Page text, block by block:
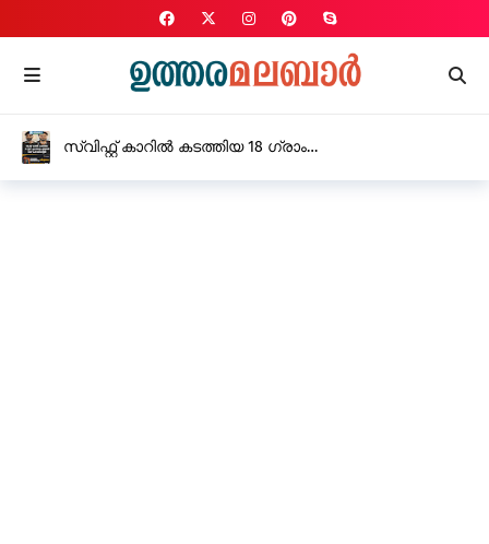
സ്വിഫ്റ്റ് കാറിൽ കടത്തിയ 18 ഗ്രാം